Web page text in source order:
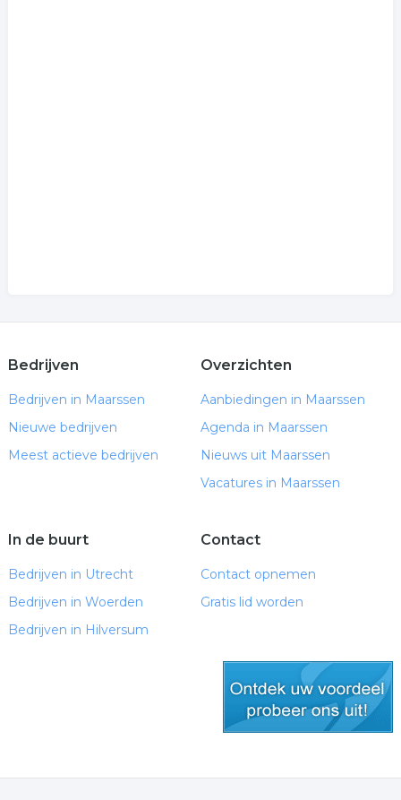
Bedrijven
Bedrijven in Maarssen
Nieuwe bedrijven
Meest actieve bedrijven
Overzichten
Aanbiedingen in Maarssen
Agenda in Maarssen
Nieuws uit Maarssen
Vacatures in Maarssen
In de buurt
Bedrijven in Utrecht
Bedrijven in Woerden
Bedrijven in Hilversum
Contact
Contact opnemen
Gratis lid worden